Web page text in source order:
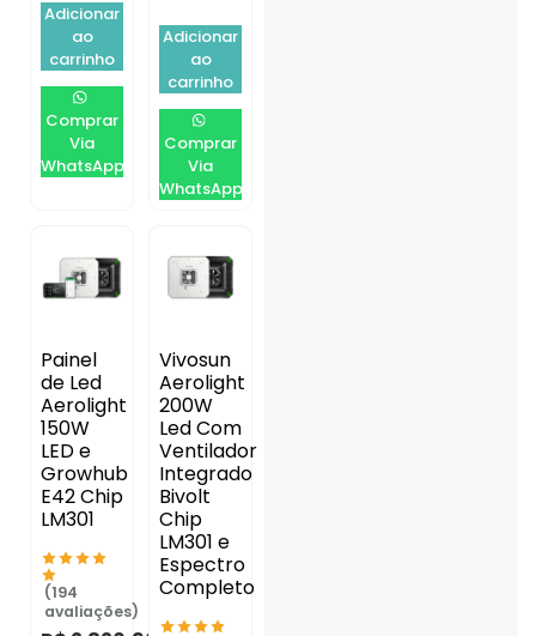
Adicionar
ao
carrinho
Comprar
Via
WhatsApp
Adicionar
ao
carrinho
Comprar
Via
WhatsApp
Painel
de Led
Aerolight
150W
LED e
Growhub
E42 Chip
LM301
(194
avaliações)
Vivosun
Aerolight
200W
Led Com
Ventilador
Integrado
Bivolt
Chip
LM301 e
Espectro
Completo